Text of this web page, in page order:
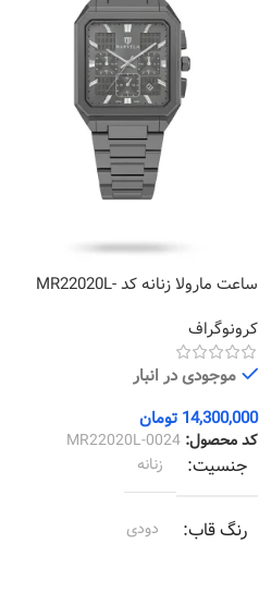
ساعت مارولا زنانه کد MR22020L-
کرونوگراف
موجودی در انبار
14,300,000 تومان
کد محصول:MR22020L-0024
جنسیت زنانه
رنگ قاب دودی